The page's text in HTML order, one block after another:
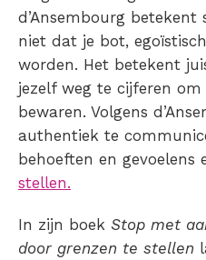
d’Ansembourg
niet dat je bot,
worden. Het betekent
jezelf weg te cijferen om
bewaren. Volgens
authentiek te
behoeften en gevoelens
stellen.
In zijn boek Stop met
door grenzen te stellen